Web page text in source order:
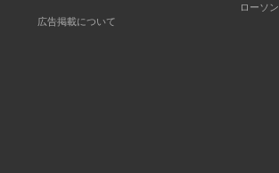
広告掲載について
ローソン